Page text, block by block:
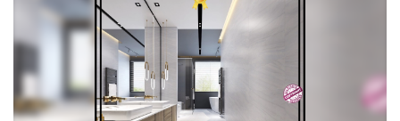
который вам понравится!